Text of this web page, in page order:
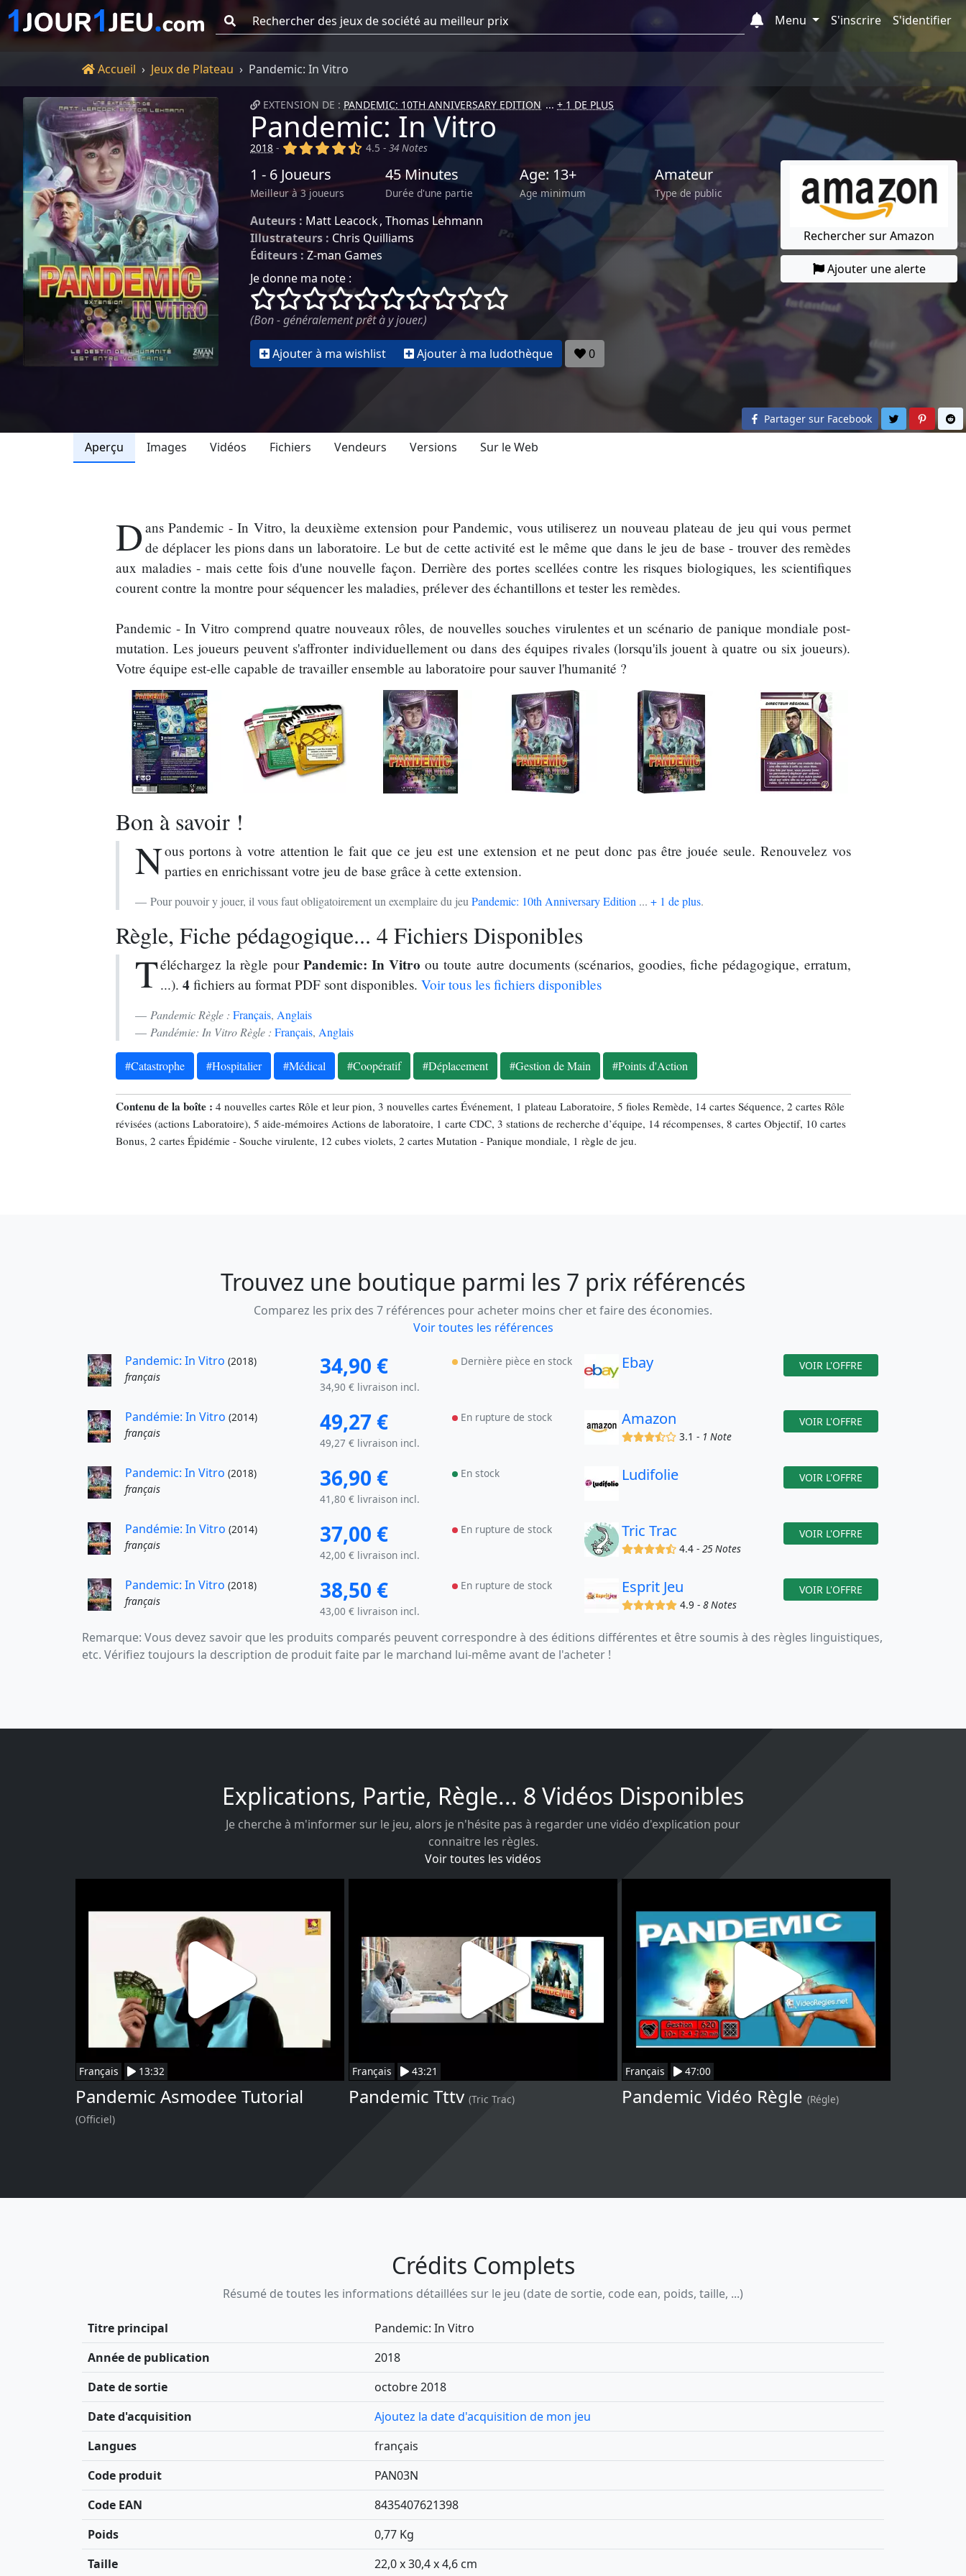
Menu
S'inscrire S'identifier
Accueil
Accueil Jeux de Plateau Pandemic: In Vitro
EXTENSION DE : PANDEMIC: 10TH ANNIVERSARY EDITION + 1 DE PLUS
Pandemic: In Vitro
2018 - (x) (x) (x) (x) (,)
4.5 -34 Notes
1 - 6 Joueurs
Meilleur à 3 joueurs
45 Minutes
Durée d'une partie
Age: 13+
Age minimum
Amateur
Type de public
Auteurs : Matt Leacock Thomas Lehmann
Illustrateurs : Chris Quilliams
Éditeurs : Z-man Games
Je donne ma note :
()
() () () () () () () ()
(Bon - généralement prêt à y jouer.)
Ajouter à ma wishlist Ajouter à ma ludothèque 0
Rechercher sur Amazon
Ajouter une alerte
Partager sur Facebook Partager sur
Aperçu Images Vidéos Fichiers Vendeurs Versions Sur le Web
Dans Pandemic - In Vitro, la deuxième extension pour Pandemic, vous utiliserez un nouveau plateau de jeu qui vous permet
de déplacer les pions dans un laboratoire. Le but de cette activité est le même que dans le jeu de base - trouver des remèdes
aux maladies - mais cette fois d'une nouvelle façon. Derrière des portes scellées contre les risques biologiques, les scientifiques
courent contre la montre pour séquencer les maladies, prélever des échantillons et tester les remèdes.
Pandemic - In Vitro comprend quatre nouveaux rôles, de nouvelles souches virulentes et un scénario de panique mondiale post-
mutation. Les joueurs peuvent s'affronter individuellement ou dans des équipes rivales (lorsqu'ils jouent à quatre ou six joueurs).
Votre équipe est-elle capable de travailler ensemble au laboratoire pour sauver l'humanité ?
Bon à savoir !
Nous portons à votre attention le fait que ce jeu est une extension et ne peut donc pas être jouée seule. Renouvelez vos
parties en enrichissant votre jeu de base grâce à cette extension.
Pour pouvoir y jouer, il vous faut obligatoirement un exemplaire du jeu Pandemic: 10th Anniversary Edition ... + 1 de plus.
Règle, Fiche pédagogique... 4 Fichiers Disponibles
Téléchargez la règle pour Pandemic: In Vitro ou toute autre documents (scénarios, goodies, fiche pédagogique, erratum,
...).4 fichiers au format PDF sont disponibles.Voir tous les fichiers disponibles
Pandemic Règle : Français, Anglais
Pandémie: In Vitro Règle : Français, Anglais
#Catastrophe #Hospitalier #Médical #Coopératif #Déplacement #Gestion de Main #Points d'Action
Contenu de la boîte : 4 nouvelles cartes Rôle et leur pion, 3 nouvelles cartes Événement, 1 plateau Laboratoire, 5 fioles Remède, 14 cartes Séquence, 2 cartes Rôle
révisées (actions Laboratoire), 5 aide-mémoires Actions de laboratoire, 1 carte CDC, 3 stations de recherche d’équipe, 14 récompenses, 8 cartes Objectif, 10 cartes
Bonus, 2 cartes Épidémie - Souche virulente, 12 cubes violets, 2 cartes Mutation - Panique mondiale, 1 règle de jeu.
Trouvez une boutique parmi les 7 prix référencés
Comparez les prix des 7 références pour acheter moins cher et faire des économies.
Voir toutes les références
Pandemic: In Vitro (2018)
français
34,90 €
34,90 € livraison incl.
Dernière pièce en stock Ebay VOIR L'OFFRE
Pandémie: In Vitro (2014)
français
49,27 €
49,27 € livraison incl.
En rupture de stock Amazon
(x)(x)(x)(,)()
3.1 - 1 Note
VOIR L'OFFRE
Pandemic: In Vitro (2018)
français
36,90 €
41,80 € livraison incl.
En stock Ludifolie VOIR L'OFFRE
Pandémie: In Vitro (2014)
français
37,00 €
42,00 € livraison incl.
En rupture de stock Tric Trac
(x)(x)(x)(x)(,)
4.4 - 25 Notes
VOIR L'OFFRE
Pandemic: In Vitro (2018)
français
38,50 €
43,00 € livraison incl.
En rupture de stock Esprit Jeu
(x)(x)(x)(x)(x)
4.9 - 8 Notes
VOIR L'OFFRE
Remarque: Vous devez savoir que les produits comparés peuvent correspondre à des éditions différentes et être soumis à des règles linguistiques,
etc. Vérifiez toujours la description de produit faite par le marchand lui-même avant de l'acheter !
Explications, Partie, Règle... 8 Vidéos Disponibles
Je cherche à m'informer sur le jeu, alors je n'hésite pas à regarder une vidéo d'explication pour
connaitre les règles.
Voir toutes les vidéos
Français 13:32
Pandemic Asmodee Tutorial
(Officiel)
Français 43:21
Pandemic Tttv (Tric Trac)
Français 47:00
Pandemic Vidéo Règle (Régle)
Crédits Complets
Résumé de toutes les informations détaillées sur le jeu (date de sortie, code ean, poids, taille, ...)
Titre principal
Pandemic: In Vitro
Année de publication
2018
Date de sortie
octobre 2018
Date d'acquisition
Ajoutez la date d'acquisition de mon jeu
Langues
français
Code produit
PAN03N
Code EAN
8435407621398
Poids
0,77 Kg
Taille
22,0 x 30,4 x 4,6 cm